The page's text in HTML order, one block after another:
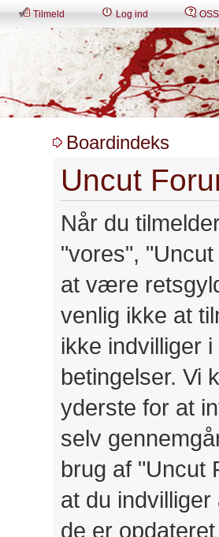
Tilmeld Log ind OSS
Boardindeks
Uncut
Når du
"vores",
at være
venlig ikke at
ikke indvilliger
betingelser. Vi
yderste for at
selv
brug af "Uncut
at du
de er